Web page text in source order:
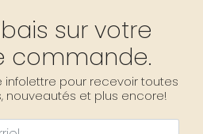
sur votre
commande.
infolettre pour recevoir toutes
nouveautés et plus encore!